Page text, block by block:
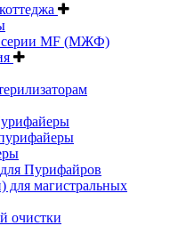
серии MF (МЖФ)
Пурифайров
магистральных
очистки